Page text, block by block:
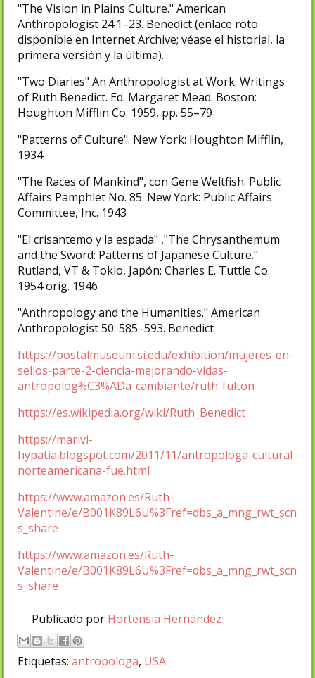
"The Vision in Plains Culture." American
Anthropologist 24:1–23. Benedict (enlace roto
disponible en Internet Archive; véase el historial, la
primera versión y la última).
"Two Diaries" An Anthropologist at Work: Writings
of Ruth Benedict. Ed. Margaret Mead. Boston:
Houghton Mifflin Co. 1959, pp. 55–79
"Patterns of Culture". New York: Houghton Mifflin,
1934
"The Races of Mankind", con Gene Weltfish. Public
Affairs Pamphlet No. 85. New York: Public Affairs
Committee, Inc. 1943
"El crisantemo y la espada" ,"The Chrysanthemum
and the Sword: Patterns of Japanese Culture."
Rutland, VT & Tokio, Japón: Charles E. Tuttle Co.
1954 orig. 1946
"Anthropology and the Humanities." American
Anthropologist 50: 585–593. Benedict
https://postalmuseum.si.edu/exhibition/mujeres-en-
sellos-parte-2-ciencia-mejorando-vidas-
antropolog%C3%ADa-cambiante/ruth-fulton
https://es.wikipedia.org/wiki/Ruth_Benedict
https://marivi-
hypatia.blogspot.com/2011/11/antropologa-cultural-
norteamericana-fue.html
https://www.amazon.es/Ruth-
Valentine/e/B001K89L6U%3Fref=dbs_a_mng_rwt_scn
s_share
https://www.amazon.es/Ruth-
Valentine/e/B001K89L6U%3Fref=dbs_a_mng_rwt_scn
s_share
Publicado por Hortensia Hernández
Etiquetas: antropologa, USA